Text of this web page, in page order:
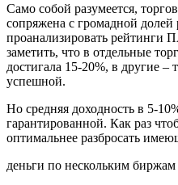
Само собой разумеется,
сопряжена с громадной долей
проанализировать
заметить, что в отдельные
достигала 15-20%, в другие –
успешной.
Но средняя доходность в 5-
гарантированной. Как раз
оптимальнее разбросать
деньги по нескольким биржам